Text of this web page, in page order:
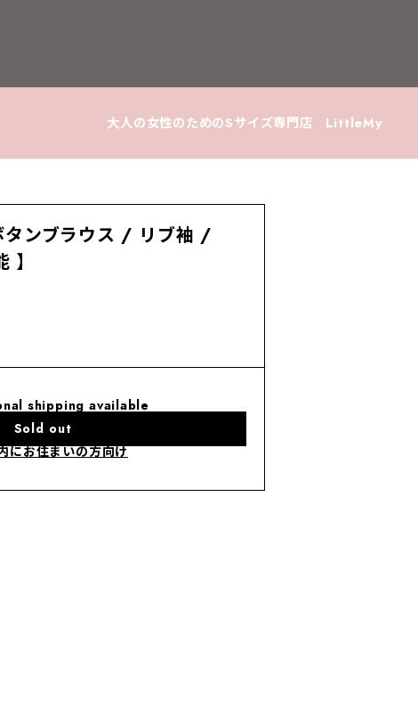
大人の女性のためのSサイズ専門店 LittleMy
タンブラウス / リブ袖 /
】
shipping available
Sold out
にお住まいの方向け